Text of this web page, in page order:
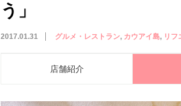
う」
2017.01.31 グルメ・レストラン カウアイ島 リフ
店舗紹介